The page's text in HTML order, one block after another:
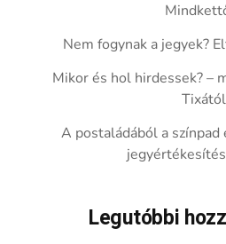
Nem fogynak a jegyek?
Mikor és hol hirdessek? –
Tixától
A postaládából a
Legutóbbi